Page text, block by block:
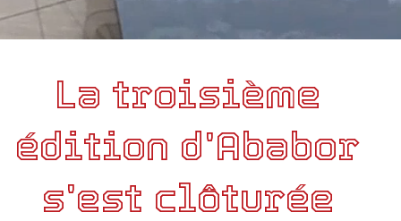
La troisième
édition d'Ababor
s'est clôturée